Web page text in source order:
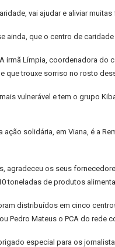
vai ajudar e aliviar
ainda, que o centro de
irmã Límpia, coordenadora
que trouxe sorriso no rosto
vulnerável e tem o grupo
solidária, em Viana, é a
agradeceu os seus
toneladas de produtos
distribuídos em cinco
Pedro Mateus o PCA do rede
especial para os